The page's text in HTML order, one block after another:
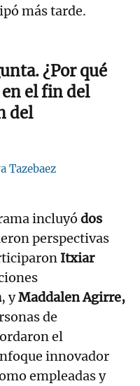
más tarde.
¿Por qué
el fin del
del
Tazebaez
incluyó dos
perspectivas
Itxiar
, yMaddalen Agirre,
de
el
innovador
empleadas y